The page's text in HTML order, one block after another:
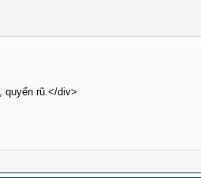
quyến rũ.</div>